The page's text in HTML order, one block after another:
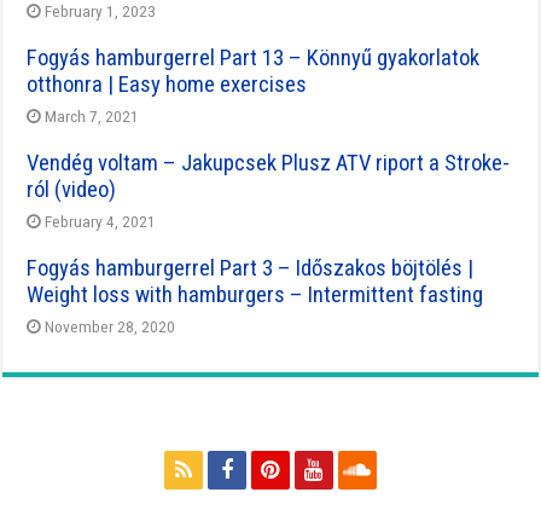
February 1, 2023
Fogyás hamburgerrel Part 13 – Könnyű gyakorlatok
otthonra | Easy home exercises
March 7, 2021
Vendég voltam – Jakupcsek Plusz ATV riport a Stroke-
ról (video)
February 4, 2021
Fogyás hamburgerrel Part 3 – Időszakos böjtölés |
Weight loss with hamburgers – Intermittent fasting
November 28, 2020